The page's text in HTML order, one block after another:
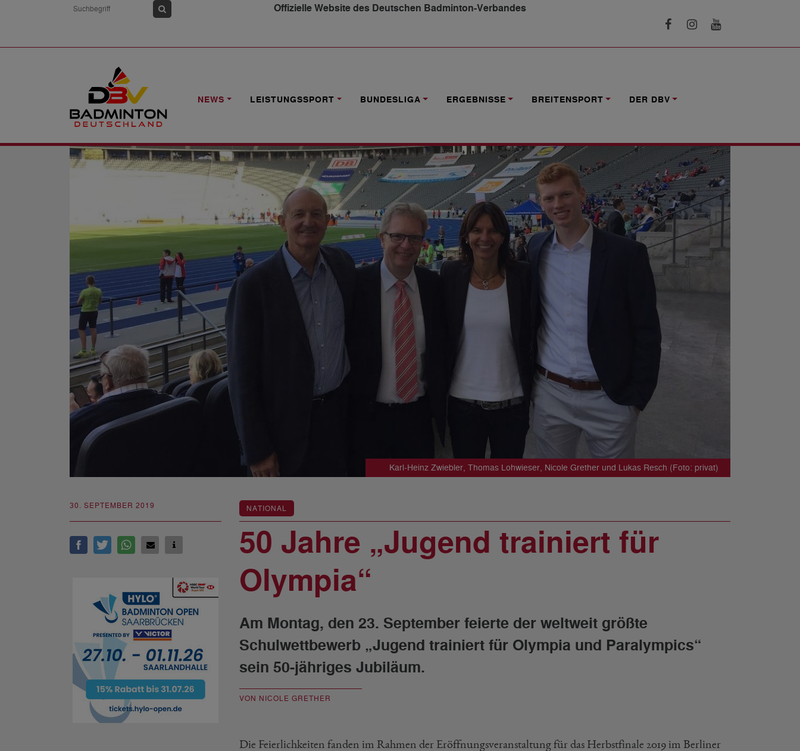
Offizielle Website des Deutschen Badminton-Verbandes
NEWS LEISTUNGSSPORT BUNDESLIGA ERGEBNISSE BREITENSPORT DER DBV
NEWS
Karl-Heinz Zwiebler, Thomas Lohwieser, Nicole Grether und Lukas Resch (Foto: privat)
30. SEPTEMBER 2019 NATIONAL
50 Jahre „Jugend trainiert für
Olympia“
Am Montag, den 23. September feierte der weltweit größte
Schulwettbewerb „Jugend trainiert für Olympia und Paralympics“
sein 50-jähriges Jubiläum.
VON NICOLE GRETHER
Die Feierlichkeiten fanden im Rahmen der Eröffnungsveranstaltung für das Herbstfinale 2019 im Berliner